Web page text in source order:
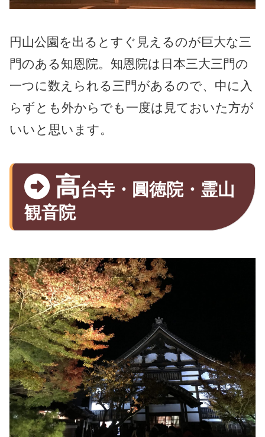
円山公園を出るとすぐ見えるのが巨大な三
門のある知恩院。知恩院は日本三大三門の
一つに数えられる三門があるので、中に入
らずとも外からでも一度は見ておいた方が
いいと思います。
高台寺・圓徳院・霊山
観音院